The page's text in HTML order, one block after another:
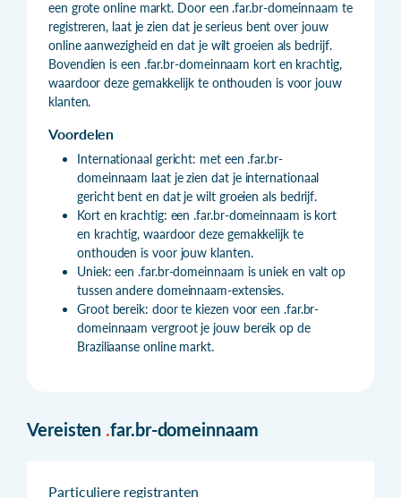
een grote online markt. Door een .far.br-domeinnaam te
registreren, laat je zien dat je serieus bent over jouw
online aanwezigheid en dat je wilt groeien als bedrijf.
Bovendien is een .far.br-domeinnaam kort en krachtig,
waardoor deze gemakkelijk te onthouden is voor jouw
klanten.
Voordelen
Internationaal gericht: met een .far.br-
domeinnaam laat je zien dat je internationaal
gericht bent en dat je wilt groeien als bedrijf.
Kort en krachtig: een .far.br-domeinnaam is kort
en krachtig, waardoor deze gemakkelijk te
onthouden is voor jouw klanten.
Uniek: een .far.br-domeinnaam is uniek en valt op
tussen andere domeinnaam-extensies.
Groot bereik: door te kiezen voor een .far.br-
domeinnaam vergroot je jouw bereik op de
Braziliaanse online markt.
Vereisten .far.br-domeinnaam
Particuliere registranten